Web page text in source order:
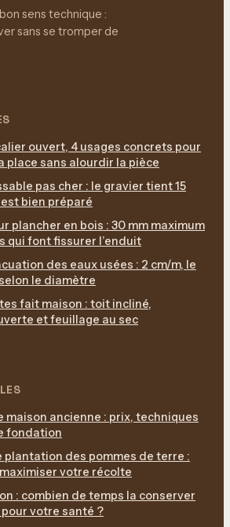
sens technique :
sans se tromper de
ouvert, 4 usages concrets pour
place sans alourdir la pièce
pas cher : le gravier tient 15
bien préparé
plancher en bois : 30 mm maximum
qui font fissurer l’enduit
des eaux usées : 2 cm/m, le
le diamètre
fait maison : toit incliné,
et feuillage au sec
maison ancienne : prix, techniques
fondation
plantation des pommes de terre :
votre récolte
: combien de temps la conserver
votre santé ?